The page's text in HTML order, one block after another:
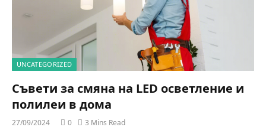
UNCATEGORIZED
Съвети за смяна на LED осветление и
полилеи в дома
27/09/2024 0 3 Mins Read